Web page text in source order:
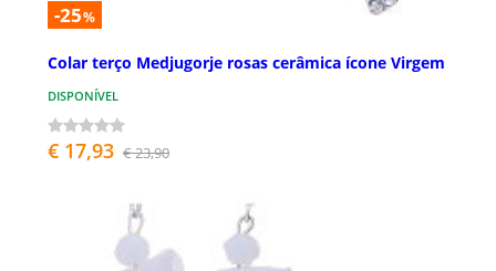
-25%
Colar terço Medjugorje rosas cerâmica ícone Virgem
DISPONÍVEL
€ 17,93 € 23,90